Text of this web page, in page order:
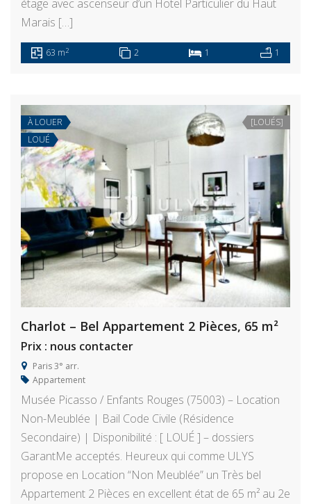
étage avec ascenseur d’un Hotel Particulier du Haut
Marais […]
63 m2 2 1 1
À LOUER
LOUÉ
[LOUÉS]
Charlot – Bel Appartement 2 Pièces, 65 m²
Prix : nous contacter
Paris 3° arr.
Appartement
Musée Picasso / Enfants Rouges (75003) – Location
Non-Meublée | Bail Code Civile (Résidence
Secondaire) | Disponibilité : [ LOUÉ ] – dossiers
GarantMe acceptés. Heureux qui comme ULYS
propose en Location “Non Meublée” un Très bel
Appartement 2 Pièces en excellent état de 65 m² au 2e